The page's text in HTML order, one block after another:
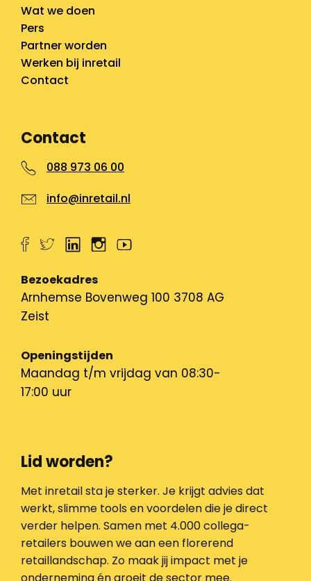
Wat we doen
Pers
Partner worden
Werken bij inretail
Contact
Contact
088 973 06 00
info@inretail.nl
Bezoekadres
Arnhemse Bovenweg 100 3708 AG
Zeist
Openingstijden
Maandag t/m vrijdag van 08:30-
17:00 uur
Lid worden?
Met inretail sta je sterker. Je krijgt advies dat
werkt, slimme tools en voordelen die je direct
verder helpen. Samen met 4.000 collega-
retailers bouwen we aan een florerend
retaillandschap. Zo maak jij impact met je